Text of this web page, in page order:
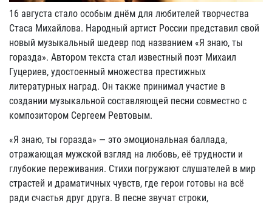
16 августа стало особым днём для любителей творчества
Стаса Михайлова. Народный артист России представил свой
новый музыкальный шедевр под названием «Я знаю, ты
горазда». Автором текста стал известный поэт Михаил
Гуцериев, удостоенный множества престижных
литературных наград. Он также принимал участие в
создании музыкальной составляющей песни совместно с
композитором Сергеем Ревтовым.
«Я знаю, ты горазда» — это эмоциональная баллада,
отражающая мужской взгляд на любовь, её трудности и
глубокие переживания. Стихи погружают слушателей в мир
страстей и драматичных чувств, где герои готовы на всё
ради счастья друг друга. В песне звучат строки,